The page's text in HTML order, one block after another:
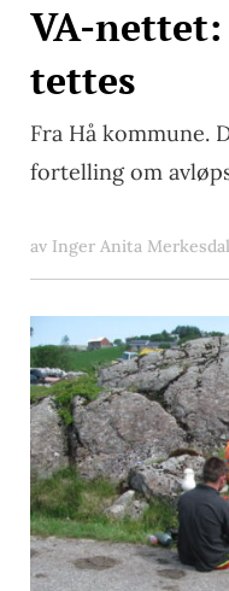
VA-
tettes
Fra Hå kommune.
fortelling om
av Inger Anita Merkesdal